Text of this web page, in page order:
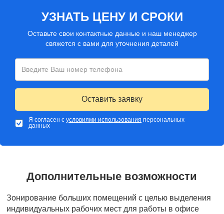
УЗНАТЬ ЦЕНУ И СРОКИ
Оставьте свои контактные данные и наш менеджер
свяжется с вами для уточнения деталей
Оставить заявку
Я согласен сусловиями использования персональных
данных
Дополнительные возможности
Зонирование больших помещений с целью выделения
индивидуальных рабочих мест для работы в офисе